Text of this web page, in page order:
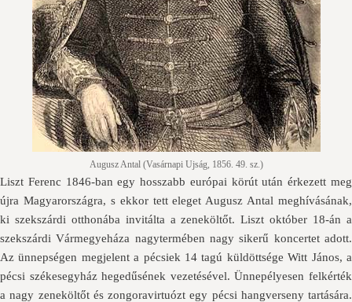
Augusz Antal (Vasárnapi Ujság, 1856. 49. sz.)
Liszt Ferenc 1846-ban egy hosszabb európai körút után érkezett meg
újra Magyarországra, s ekkor tett eleget Augusz Antal meghívásának,
ki szekszárdi otthonába invitálta a zeneköltőt. Liszt október 18-án a
szekszárdi Vármegyeháza nagytermében nagy sikerű koncertet adott.
Az ünnepségen megjelent a pécsiek 14 tagú küldöttsége Witt János, a
pécsi székesegyház hegedűsének vezetésével. Ünnepélyesen felkérték
a nagy zeneköltőt és zongoravirtuózt egy pécsi hangverseny tartására.